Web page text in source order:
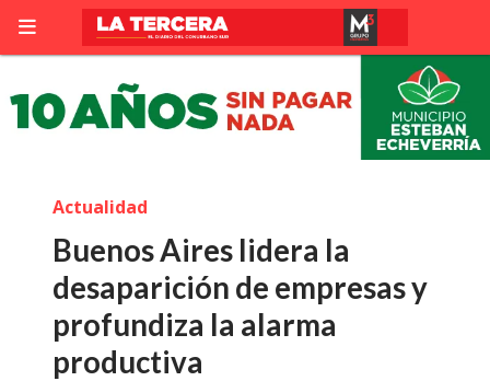
Buenos Aires lidera la
desaparición de empresas y
profundiza la alarma
productiva
Actualidad